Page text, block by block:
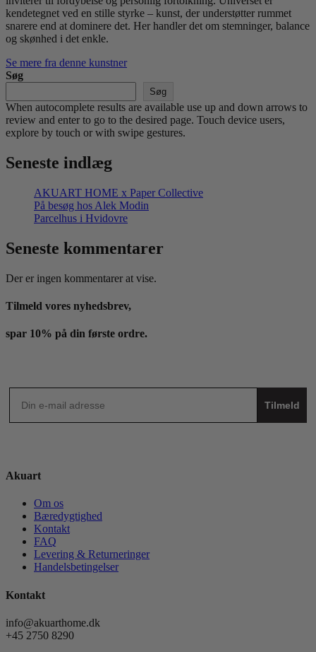
kendetegnet ved en stille styrke – kunst, der understøtter rummet
snarere end at dominere det. Her handler det om stemninger, balance
og skønhed i det enkle.
Se mere fra denne kunstner
Søg
Søg
When autocomplete results are available use up and down arrows to
review and enter to go to the desired page. Touch device users,
explore by touch or with swipe gestures.
Seneste indlæg
AKUART HOME x Paper Collective
På besøg hos Alek Modin
Parcelhus i Hvidovre
Seneste kommentarer
Der er ingen kommentarer at vise.
Tilmeld vores nyhedsbrev,
spar 10% på din første ordre.
Tilmeld
Akuart
Om os
Bæredygtighed
Kontakt
FAQ
Levering & Returneringer
Handelsbetingelser
Kontakt
info@akuarthome.dk
+45 2750 8290